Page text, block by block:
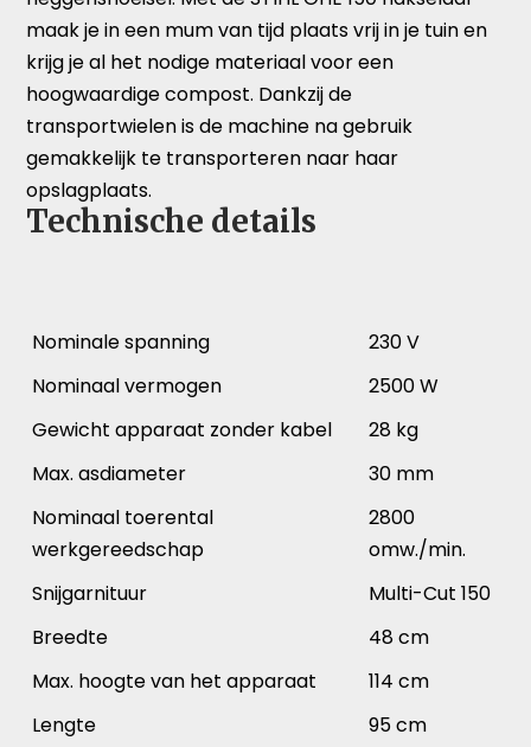
maak je in een mum van tijd plaats vrij in je tuin en
krijg je al het nodige materiaal voor een
hoogwaardige compost. Dankzij de
transportwielen is de machine na gebruik
gemakkelijk te transporteren naar haar
opslagplaats.
Technische details
Nominale spanning
230 V
Nominaal vermogen
2500 W
Gewicht apparaat zonder kabel
28 kg
Max. asdiameter
30 mm
Nominaal toerental
werkgereedschap
2800
omw./min.
Snijgarnituur
Multi-Cut 150
Breedte
48 cm
Max. hoogte van het apparaat
114 cm
Lengte
95 cm